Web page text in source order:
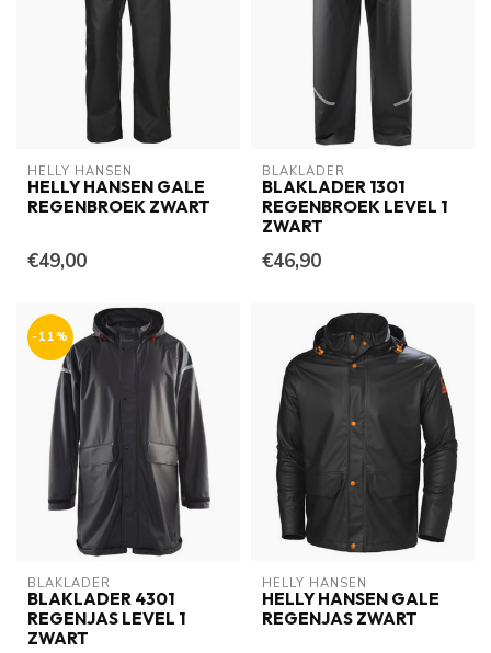
HELLY HANSEN
HELLY HANSEN GALE
REGENBROEK ZWART
€49,00
BLAKLADER
BLAKLADER 1301
REGENBROEK LEVEL 1
ZWART
€46,90
-11%
BLAKLADER
BLAKLADER 4301
REGENJAS LEVEL 1
ZWART
HELLY HANSEN
HELLY HANSEN GALE
REGENJAS ZWART